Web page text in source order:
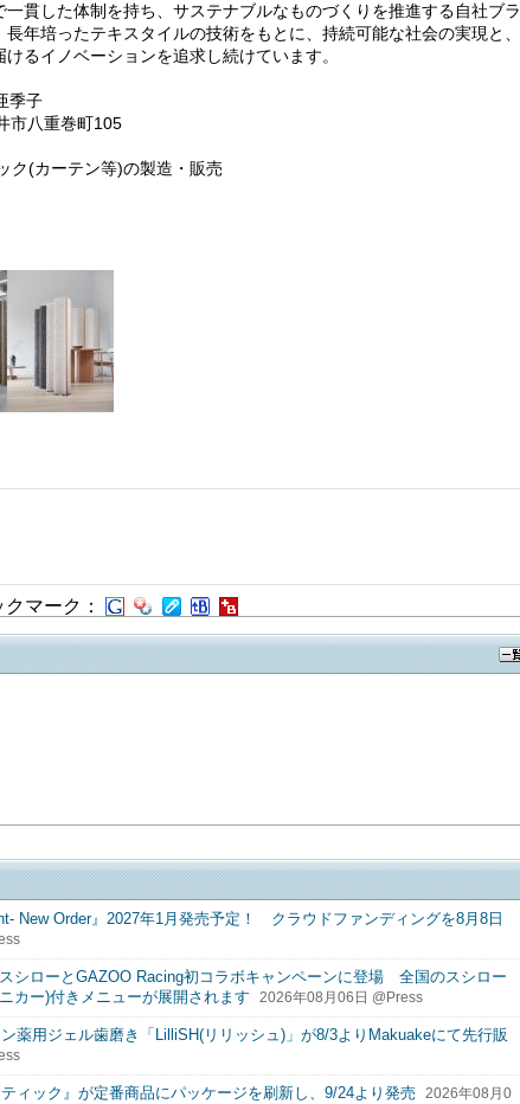
貫した体制を持ち、サステナブルなものづくりを推進する自社ブラ
年培ったテキスタイルの技術をもとに、持続可能な社会の実現と、
るイノベーションを追求し続けています。
季子
市八重巻町105
ク(カーテン等)の製造・販売
クマーク：
New Order』2027年1月発売予定！ クラウドファンディングを8月8日
スシローとGAZOO Racing初コラボキャンペーンに登場 全国のスシロー
カー)付きメニューが展開されます
2026年08月06日 @Press
薬用ジェル歯磨き「LilliSH(リリッシュ)」が8/3よりMakuakeにて先行販
ィック』が定番商品にパッケージを刷新し、9/24より発売 2026年08月0